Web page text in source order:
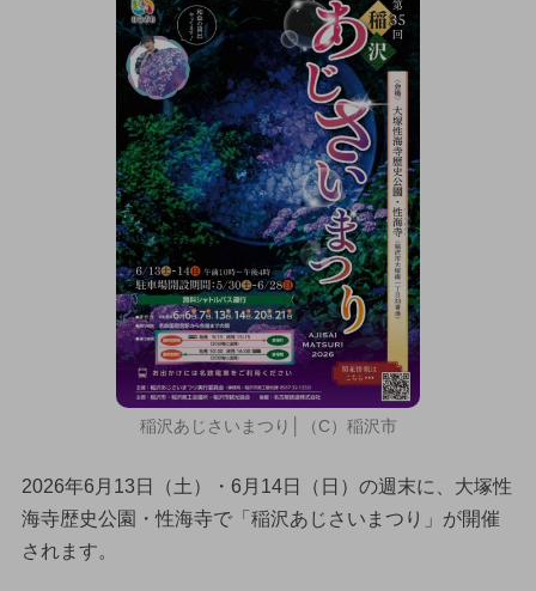
稲沢あじさいまつり│（C）稲沢市
2026年6月13日（土）・6月14日（日）の週末に、大塚性
海寺歴史公園・性海寺で「稲沢あじさいまつり」が開催
されます。